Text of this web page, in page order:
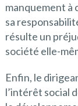
manquement
sa
résulte un
société elle-
Enfin, le
l’intérêt social